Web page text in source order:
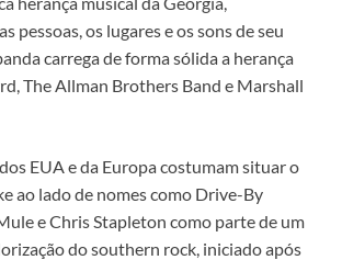
pessoas, os lugares e os sons de seu
carrega de forma sólida a herança
The Allman Brothers Band e Marshall
EUA e da Europa costumam situar o
ao lado de nomes como Drive-By
e Chris Stapleton como parte de um
do southern rock, iniciado após